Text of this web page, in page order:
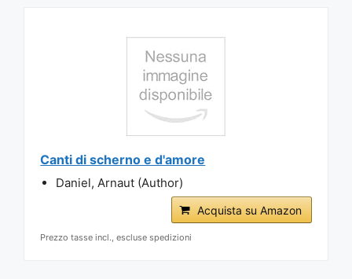
Canti di scherno e d'amore
Daniel, Arnaut (Author)
Acquista su Amazon
Prezzo tasse incl., escluse spedizioni